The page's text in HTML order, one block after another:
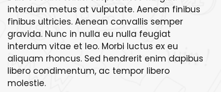
interdum metus at vulputate. Aenean finibus
finibus ultricies. Aenean convallis semper
gravida. Nunc in nulla eu nulla feugiat
interdum vitae et leo. Morbi luctus ex eu
aliquam rhoncus. Sed hendrerit enim dapibus
libero condimentum, ac tempor libero
molestie.